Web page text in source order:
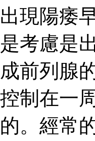
出現陽痿
是考慮是
成前列腺
控制在一
的。經常